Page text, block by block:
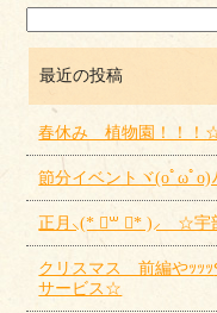
最近の投稿
春休み 植物園！！！
節分イベントヾ(oﾟωﾟ
正月⸜(* ॑꒳ ॑* )⸝ ☆宇
クリスマス 前編やｯｯｯ٩(๑>∀<๑)وた☆宇部市 日楽児童デイ
サービス☆